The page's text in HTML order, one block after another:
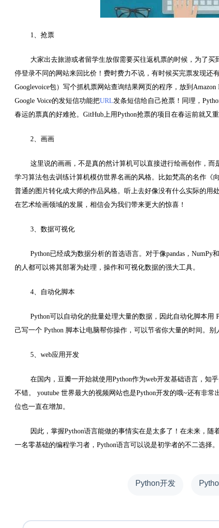
1、抢票
大家出去旅游或者留学生放假需要买往返机票的时候，为了
停登录不同的网站来回比价！费时费力不说，有时候买完票发现还
Googlevoice包）写个抓机票网站查询结果网页的程序，放到 Amazon
Google Voice的发短信功能把URL发条短信给自己抢票！同理，
春运的票真的好难抢。 GitHub上用Python抢票的项目在春运前就又
2、画画
这里说的画画，不是真的然计算机可以直接进行绘画创作，而
学习算法包去训练计算机模仿世界名画的风格。比如梵高的名作《
普通的图片转化成大师的作品风格。听上去好像没有什么实际的用
在艺术绘画领域的发展，相信会为我们带来更大的惊喜！
3、数据可视化
Python已经成为数据分析的首选语言。对于像pandas ， NumPy和
的人都可以将其部署为处理，操作和可视化数据的强大工具。
4、自动化脚本
Python可以自动化的批量处理大量的数据，因此自动化脚本用
己写一个 Python 脚本让电脑帮你操作，可以节省你大量的时间。
5、 web应用开发
在国内，豆瓣一开始就使用Python作为web开发基础语言，知
不错。
youtube 世界最大的视频网站也是Python开发的哦~还有非常
位也一直在增加。
因此，掌握Python语言能做的事情实在是太多了！在未来，随
一名零基础的编程学习者， Python语言可以说是初学者的不二选择
Python开发